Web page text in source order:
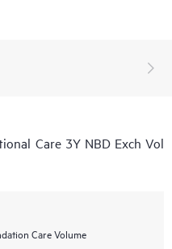
Care 3Y NBD Exch Vol
Care Volume